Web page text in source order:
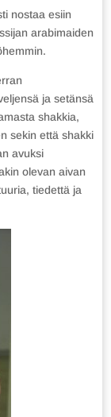
nostaa esiin
arabimaiden
ja setänsä
shakkia,
sekin että shakki
avuksi
olevan aivan
tiedettä ja